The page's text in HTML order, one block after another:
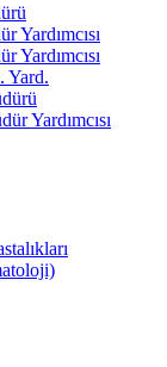
Yardımcısı
Yardımcısı
Yard.
Yardımcısı